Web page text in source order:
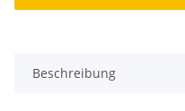
Beschreibung